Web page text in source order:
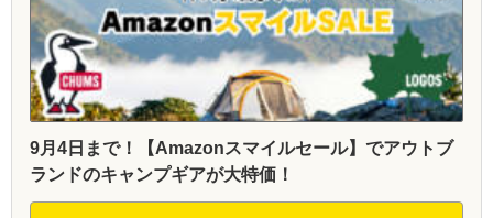
9月4日まで！【Amazonスマイルセール】でアウトブ
ランドのキャンプギアが大特価！